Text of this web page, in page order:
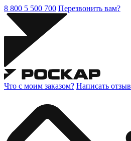
8 800 5 500 700 Перезвонить вам?
Что с моим заказом? Написать отзыв